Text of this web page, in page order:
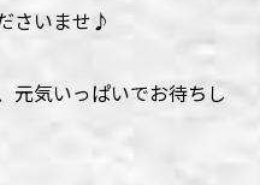
さいませ♪
元気いっぱいでお待ちし